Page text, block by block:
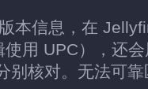
本信息，在
用 UPC），还
核对。无法可